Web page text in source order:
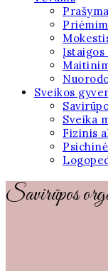
Sveikos
Sveika
Fizinis
Savirūpos